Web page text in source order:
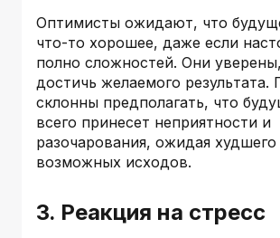
Оптимисты ожидают, что
что-то хорошее, даже если
полно сложностей. Они
достичь желаемого результата.
склонны предполагать, что
всего принесет неприятности и
разочарования, ожидая худшего
возможных исходов.
3. Реакция на стресс